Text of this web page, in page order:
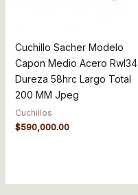
Cuchillo Sacher Modelo
Capon Medio Acero Rwl34
Dureza 58hrc Largo Total
200 MM Jpeg
Cuchillos
$590,000.00